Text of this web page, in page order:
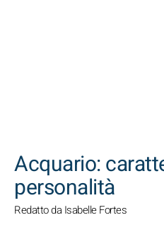
Acquario:
personalità
Redatto da Isabelle Fortes